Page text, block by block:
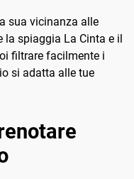
sua vicinanza alle
spiaggia La Cinta e il
filtrare facilmente i
si adatta alle tue